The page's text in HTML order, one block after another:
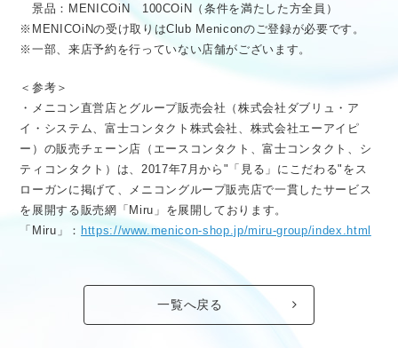
景品：MENICOiN 100COiN（条件を満たした方全員）
※MENICOiNの受け取りはClub Meniconのご登録が必要です。
※一部、来店予約を行っていない店舗がございます。
＜参考＞
・メニコン直営店とグループ販売会社（株式会社ダブリュ・ア
イ・システム、富士コンタクト株式会社、株式会社エーアイピ
ー）の販売チェーン店（エースコンタクト、富士コンタクト、シ
ティコンタクト）は、2017年7月から"「見る」にこだわる"をス
ローガンに掲げて、メニコングループ販売店で一貫したサービス
を展開する販売網「Miru」を展開しております。
「Miru」： https://www.menicon-shop.jp/miru-group/index.html
一覧へ戻る